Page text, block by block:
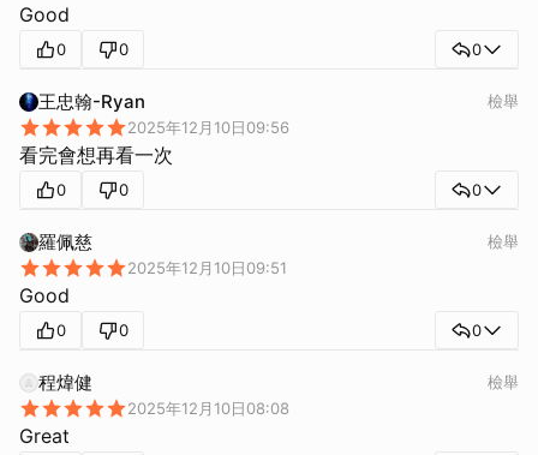
Good
0 0 0
王忠翰-Ryan
2025年12月10日09:56
檢舉
看完會想再看一次
0 0 0
羅佩慈
2025年12月10日09:51
檢舉
Good
0 0 0
程煒健
2025年12月10日08:08
檢舉
Great